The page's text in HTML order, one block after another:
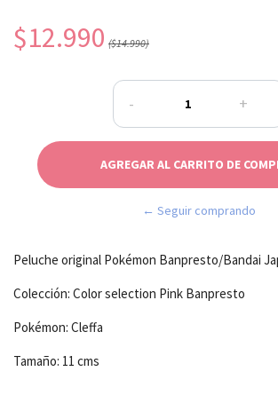
$12.990 ($14.990)
- +
← Seguir comprando
Peluche original Pokémon Banpresto/Bandai
Colección: Color selection Pink Banpresto
Pokémon: Cleffa
Tamaño: 11 cms